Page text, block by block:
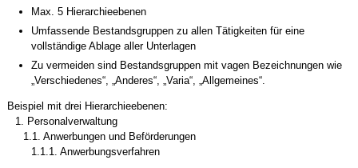
Max. 5 Hierarchieebenen
Umfassende Bestandsgruppen zu allen Tätigkeiten für eine
vollständige Ablage aller Unterlagen
Zu vermeiden sind Bestandsgruppen mit vagen Bezeichnungen wie
„Verschiedenes“, „Anderes“, „Varia“, „Allgemeines“.
Beispiel mit drei Hierarchieebenen:
1.
Personalverwaltung
1.1. Anwerbungen und Beförderungen
1.1.1. Anwerbungsverfahren